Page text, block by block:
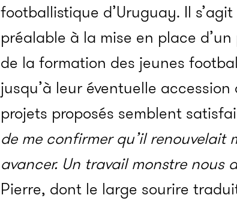
footballistique d’Uruguay. Il
préalable à la mise en place
de la formation des jeunes
jusqu’à leur éventuelle
projets proposés semblent
de me confirmer qu’il
avancer. Un travail monstre nous
Pierre, dont le large sourire